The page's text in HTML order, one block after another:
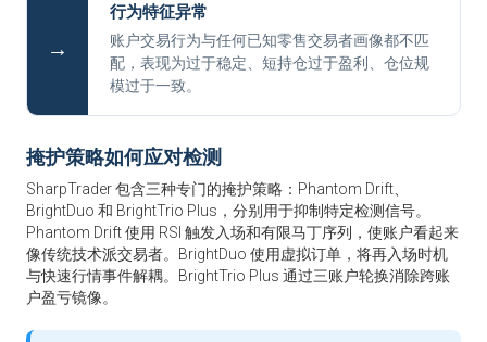
→
行为特征异常
账户交易行为与任何已知零售交易者画像都不匹
配，表现为过于稳定、短持仓过于盈利、仓位规
模过于一致。
掩护策略如何应对检测
SharpTrader 包含三种专门的掩护策略：Phantom Drift、
BrightDuo 和 BrightTrio Plus，分别用于抑制特定检测信号。
Phantom Drift 使用 RSI 触发入场和有限马丁序列，使账户看起来
像传统技术派交易者。BrightDuo 使用虚拟订单，将再入场时机
与快速行情事件解耦。BrightTrio Plus 通过三账户轮换消除跨账
户盈亏镜像。